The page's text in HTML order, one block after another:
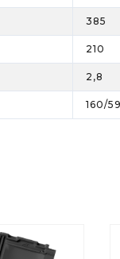
385
210
2,8
160/